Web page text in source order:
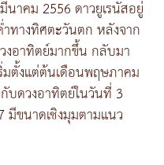
าคม 2556 ดาวยูเรนัสอยู่
ทางทิศตะวันตก หลังจาก
งอาทิตย์มากขึ้น กลับมา
ริ่มตั้งแต่ต้นเดือนพฤษภาคม
บดวงอาทิตย์ในวันที่ 3
มีขนาดเชิงมุมตามแนว